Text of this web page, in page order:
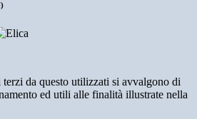
da questo utilizzati si avvalgono di
ed utili alle finalità illustrate nella